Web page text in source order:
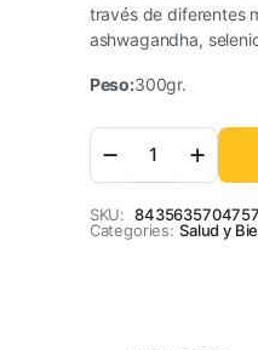
través de diferentes
ashwagandha,
Peso:300gr.
SKU: 8435635704757
Categories: Salud y